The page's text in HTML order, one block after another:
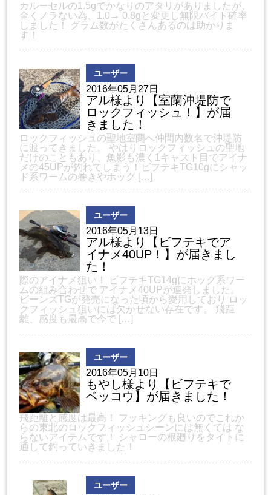
カルーセルの1.5gでかなりのアタリがありましたが、
全くノラない為、1.0→ 0.8gと変更し無限バイト確率
しました！ グラム数がたくさんあるのは助かりま
す！
ユーザー
2016年05月27日
アル様より【室蘭沖堤防で
ロックフィッシュ！】が届
きました！
ロックフィッシュの聖地室蘭へ仲間内数名で沖堤防
に渡ってきました。 やはりロックフィッシュの聖地
だけのこともあり、魚影も濃く1キャスト目でアイナ
メの45UPが釣れてしまう！ビフテキTG10gにシャッ
ド系ワームの巻きやホッグ […]
ユーザー
2016年05月13日
アル様より【ビフテキでア
イナメ40UP！】が届きまし
た！
際のアイナメ狙い！ ビフテキTG14gにホッグ系ワー
ムの組み合わせで アイナメ40UPが連発しました。
ビーンズTGが発売になった頃から愛用しており ロッ
クフィッシュ狙いには欠かせない存在です。 飛距
離、感度も最高で今で […]
ユーザー
2016年05月10日
もやし様より【ビフテキで
ベッコウ】が届きました！
飛距離と感度は最高！ フッキングも良いのでこれか
らの東北のロックフィッシュシーンには無くては な
らないアイテムです！ シャローの根廻りをタイトに
通して釣っていきました！
ユーザー